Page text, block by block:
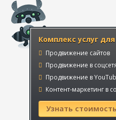
Комплекс услуг
Продвижение сайтов
Продвижение в
Продвижение в
Контент-маркетинг в
Узнать стоимость